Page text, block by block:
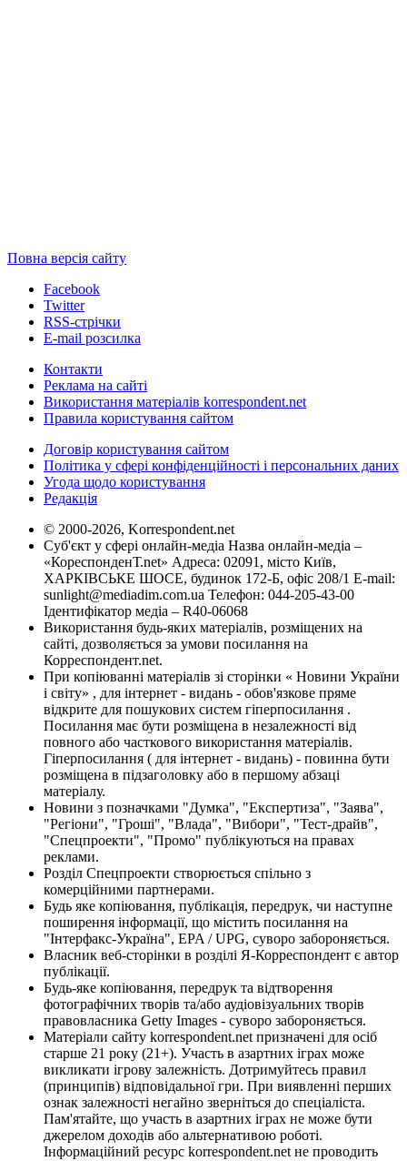
Повна версія сайту
Facebook
Twitter
RSS-стрічки
E-mail розсилка
Контакти
Реклама на сайті
Використання матеріалів korrespondent.net
Правила користування сайтом
Договір користування сайтом
Політика у сфері конфіденційності і персональних даних
Угода щодо користування
Редакція
© 2000-2026, Korrespondent.net
Суб'єкт у сфері онлайн-медіа Назва онлайн-медіа –
«КореспонденТ.net» Адреса: 02091, місто Київ,
ХАРКІВСЬКЕ ШОСЕ, будинок 172-Б, офіс 208/1 E-mail:
sunlight@mediadim.com.ua Телефон: 044-205-43-00
Ідентифікатор медіа – R40-06068
Використання будь-яких матеріалів, розміщених на
сайті, дозволяється за умови посилання на
Корреспондент.net.
При копіюванні матеріалів зі сторінки « Новини України
і світу» , для інтернет - видань - обов'язкове пряме
відкрите для пошукових систем гіперпосилання .
Посилання має бути розміщена в незалежності від
повного або часткового використання матеріалів.
Гіперпосилання ( для інтернет - видань) - повинна бути
розміщена в підзаголовку або в першому абзаці
матеріалу.
Новини з позначками "Думка", "Експертиза", "Заява",
"Регіони", "Гроші", "Влада", "Вибори", "Тест-драйв",
"Спецпроекти", "Промо" публікуються на правах
реклами.
Розділ Спецпроекти створюється спільно з
комерційними партнерами.
Будь яке копіювання, публікація, передрук, чи наступне
поширення інформації, що містить посилання на
"Інтерфакс-Україна", EPA / UPG, суворо забороняється.
Власник веб-сторінки в розділі Я-Корреспондент є автор
публікації.
Будь-яке копіювання, передрук та відтворення
фотографічних творів та/або аудіовізуальних творів
правовласника Getty Images - суворо забороняється.
Матеріали сайту korrespondent.net призначені для осіб
старше 21 року (21+). Участь в азартних іграх може
викликати ігрову залежність. Дотримуйтесь правил
(принципів) відповідальної гри. При виявленні перших
ознак залежності негайно зверніться до спеціаліста.
Пам'ятайте, що участь в азартних іграх не може бути
джерелом доходів або альтернативою роботі.
Інформаційний ресурс korrespondent.net не проводить